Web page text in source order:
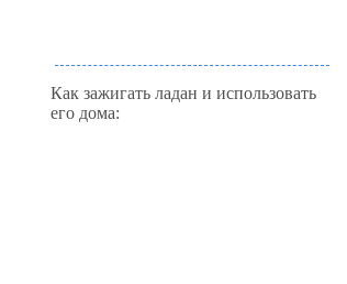
Как зажигать ладан и использовать
его дома: